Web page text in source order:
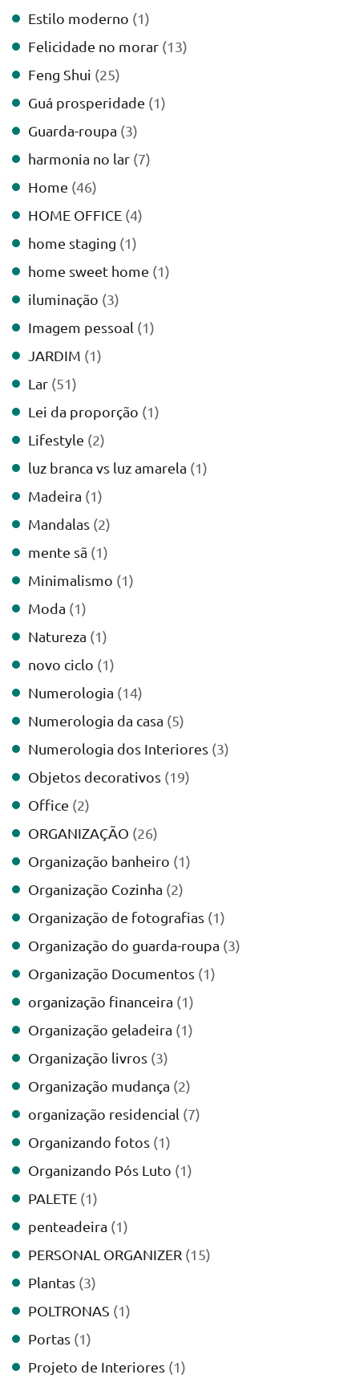
Estilo moderno (1)
Felicidade no morar (13)
Feng Shui (25)
Guá prosperidade (1)
Guarda-roupa (3)
harmonia no lar (7)
Home (46)
HOME OFFICE (4)
home staging (1)
home sweet home (1)
iluminação (3)
Imagem pessoal (1)
JARDIM (1)
Lar (51)
Lei da proporção (1)
Lifestyle (2)
luz branca vs luz amarela (1)
Madeira (1)
Mandalas (2)
mente sã (1)
Minimalismo (1)
Moda (1)
Natureza (1)
novo ciclo (1)
Numerologia (14)
Numerologia da casa (5)
Numerologia dos Interiores (3)
Objetos decorativos (19)
Office (2)
ORGANIZAÇÃO (26)
Organização banheiro (1)
Organização Cozinha (2)
Organização de fotografias (1)
Organização do guarda-roupa (3)
Organização Documentos (1)
organização financeira (1)
Organização geladeira (1)
Organização livros (3)
Organização mudança (2)
organização residencial (7)
Organizando fotos (1)
Organizando Pós Luto (1)
PALETE (1)
penteadeira (1)
PERSONAL ORGANIZER (15)
Plantas (3)
POLTRONAS (1)
Portas (1)
Projeto de Interiores (1)